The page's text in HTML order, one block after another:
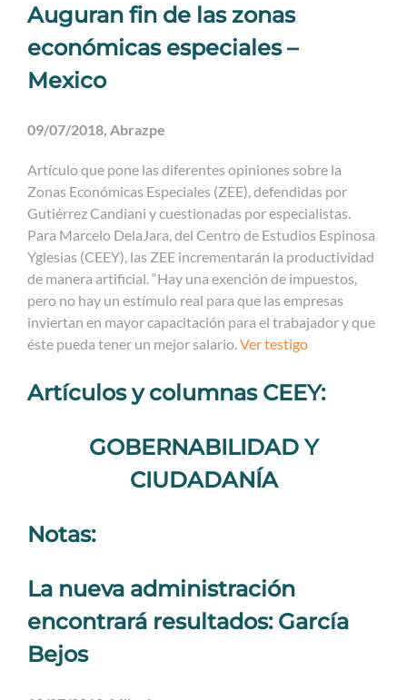
Auguran fin de las zonas
económicas especiales –
Mexico
09/07/2018, Abrazpe
Artículo que pone las diferentes opiniones sobre la
Zonas Económicas Especiales (ZEE), defendidas por
Gutiérrez Candiani y cuestionadas por especialistas.
Para Marcelo DelaJara, del Centro de Estudios Espinosa
Yglesias (CEEY), las ZEE incrementarán la productividad
de manera artificial. “Hay una exención de impuestos,
pero no hay un estímulo real para que las empresas
inviertan en mayor capacitación para el trabajador y que
éste pueda tener un mejor salario.Ver testigo
Artículos y columnas CEEY:
GOBERNABILIDAD Y
CIUDADANÍA
Notas:
La nueva administración
encontrará resultados: García
Bejos